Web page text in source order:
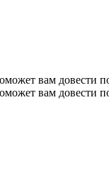
вам довести
вам довести